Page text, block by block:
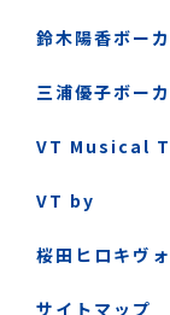
鈴木陽香ボー
三浦優子ボー
VT Musical
VT by
桜田ヒロキヴ
サイトマップ